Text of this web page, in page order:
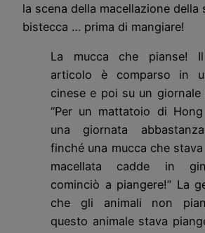
la scena della macellazione della
bistecca … prima di mangiare!
La mucca che pianse! Il
articolo è comparso in
cinese e poi su un giornale
“Per un mattatoio di
una giornata
finché una mucca che
macellata cadde in
cominciò a piangere!” La
che gli animali non
questo animale stava